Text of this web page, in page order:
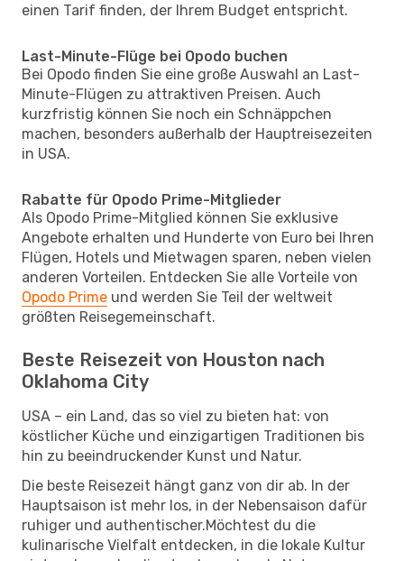
einen Tarif finden, der Ihrem Budget entspricht.
Last-Minute-Flüge bei Opodo buchen
Bei Opodo finden Sie eine große Auswahl an Last-
Minute-Flügen zu attraktiven Preisen. Auch
kurzfristig können Sie noch ein Schnäppchen
machen, besonders außerhalb der Hauptreisezeiten
in USA.
Rabatte für Opodo Prime-Mitglieder
Als Opodo Prime-Mitglied können Sie exklusive
Angebote erhalten und Hunderte von Euro bei Ihren
Flügen, Hotels und Mietwagen sparen, neben vielen
anderen Vorteilen. Entdecken Sie alle Vorteile von
Opodo Prime und werden Sie Teil der weltweit
größten Reisegemeinschaft.
Beste Reisezeit von Houston nach
Oklahoma City
USA – ein Land, das so viel zu bieten hat: von
köstlicher Küche und einzigartigen Traditionen bis
hin zu beeindruckender Kunst und Natur.
Die beste Reisezeit hängt ganz von dir ab. In der
Hauptsaison ist mehr los, in der Nebensaison dafür
ruhiger und authentischer.Möchtest du die
kulinarische Vielfalt entdecken, in die lokale Kultur